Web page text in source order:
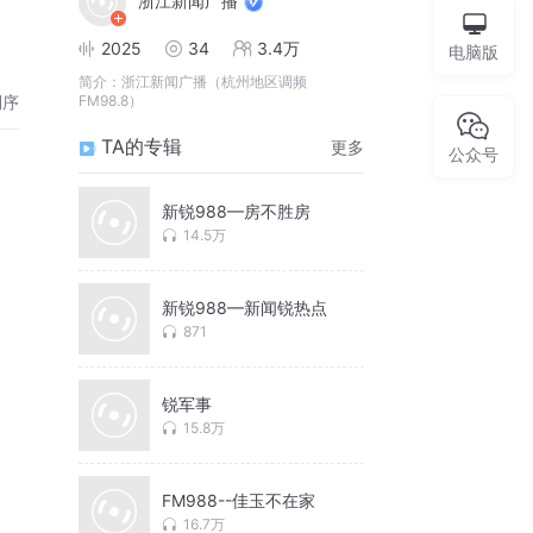
2025 34 3.4万
简介： 浙江新闻广播（杭州地区调频
FM98.8）
TA的专辑 更多
新锐988—房不胜房
14.5万
新锐988—新闻锐热点
871
锐军事
15.8万
FM988--佳玉不在家
16.7万
电脑版
公众号